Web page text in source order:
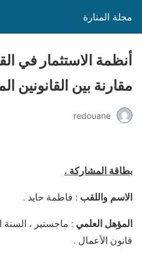
مجلة المنارة
أنظمة الاستثمار في
مقارنة بين القانونين
redouane
بطاقة المشاركة .
الاسم واللقب : فاطمة حايد .
المؤهل العلمي : ماجستير ، السنة
قانون الأعمال .